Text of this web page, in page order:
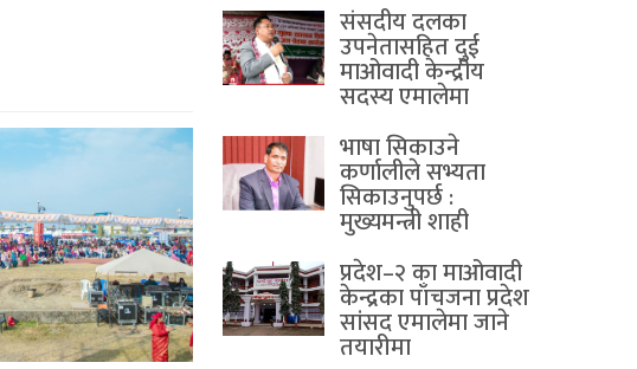
संसदीय दलका
उपनेतासहित दुई
माओवादी केन्द्रीय
सदस्य एमालेमा
भाषा सिकाउने
कर्णालीले सभ्यता
सिकाउनुपर्छ :
मुख्यमन्त्री शाही
प्रदेश–२ का माओवादी
केन्द्रका पाँचजना प्रदेश
सांसद एमालेमा जाने
तयारीमा